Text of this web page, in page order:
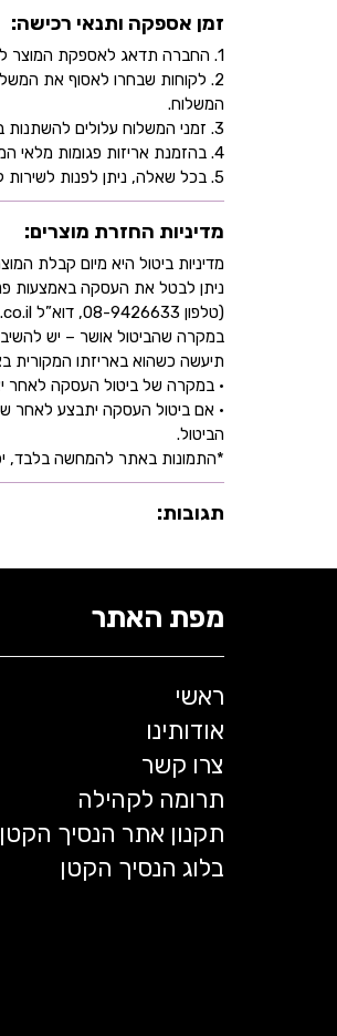
זמן אספקה ותנאי רכישה:
1. החברה תדאג לאספקת המוצר ללקוח'ה, עד 14 ימי עסקים, בהתאם לכתובת שהוקלדה על ידו/ה בעת ביצוע הרכישה באתר.
2. לקוחות שבחרו לאסוף את
המשלוח.
3. זמני המשלוח עלולים להשתנות בהתאם למצב הביטחוני ו/או במהלך ימי חג.
4. בהזמנת אריזות פגומות מלאי המוצרים מוגבל ביותר ולכן אין התחייבות למלאי של המוצר - אין לראות אישור העסקה כמלאי מובטח.
5. בכל שאלה, ניתן לפנות לשירות לקוחות באמצעות מייל - info@littleprince.co.il או בצור קשר באתר.
מדיניות החזרת מוצרים:
מדיניות ביטול היא מיום קבלת המוצר ודמי ביטול 5% או 100 ₪
ניתן לבטל את העסקה באמצעות
(טלפון 08-9426633, דוא”ל info@littleprince.co.il.)
במקרה שהביטול אושר – יש
תיעשה כשהוא באריזתו המקורית בצירוף
• במקרה של ביטול העסקה לאחר
• אם ביטול העסקה יתבצע לאחר
הביטול.
*התמונות באתר להמחשה בלבד,
תגובות:
מפת האתר
ראשי
אודותינו
צרו קשר
תרומה לקהילה
תקנון אתר הנסיך הקטן
בלוג הנסיך הקטן